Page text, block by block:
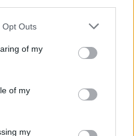
uses one or more Google
behaviour. You may click to
and its third-party tags to
purposes in below Google
Opt Outs
of my
of my
my
bocsánatot kért.
ezt a kutyát, akit
nézett ki, mint az én